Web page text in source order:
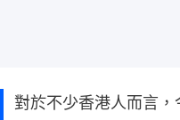
對於不少香港人而言，